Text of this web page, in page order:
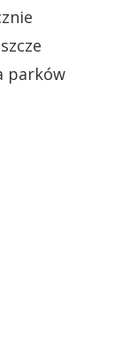
parków